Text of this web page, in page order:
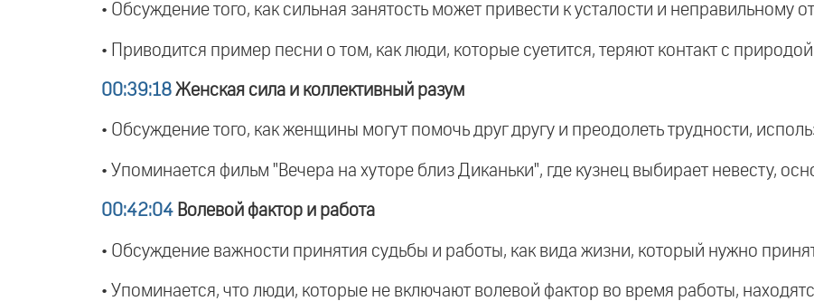
• Обсуждение того, как сильная занятость может привести к усталости и неправильному
• Приводится пример песни о том, как люди, которые суетится, теряют контакт с
00:39:18 Женская сила и коллективный разум
• Обсуждение того, как женщины могут помочь друг другу и преодолеть трудности,
• Упоминается фильм "Вечера на хуторе близ Диканьки", где кузнец выбирает невесту,
00:42:04 Волевой фактор и работа
• Обсуждение важности принятия судьбы и работы, как вида жизни, который нужно
• Упоминается, что люди, которые не включают волевой фактор во время работы,